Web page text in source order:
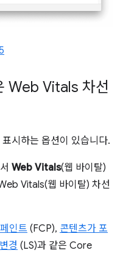
Web Vitals 차선
시하는 옵션이 있습니다.
Web Vitals(웹 바이탈)
Vitals(웹 바이탈) 차선
인트 (FCP), 콘텐츠가 포
경 (LS)과 같은 Core